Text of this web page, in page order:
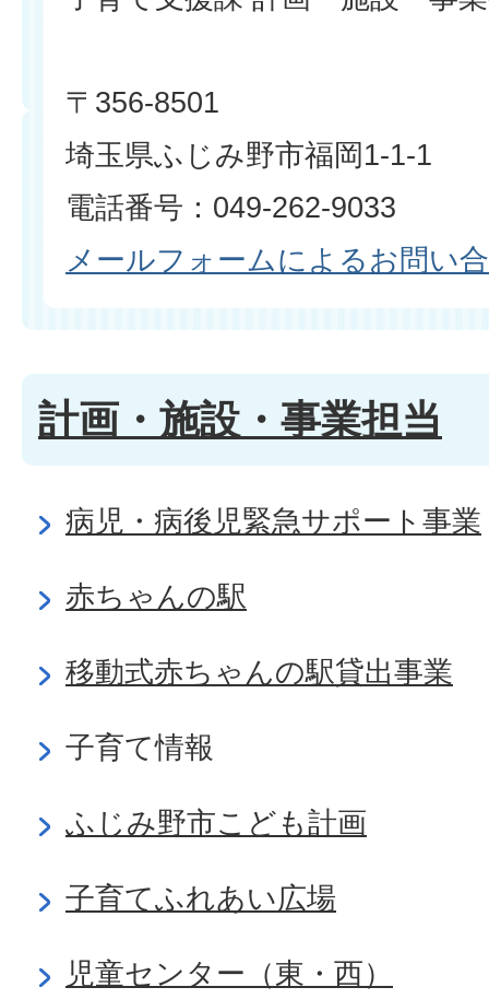
〒356-8501
埼玉県ふじみ野市福岡1-1-1
電話番号：049-262-9033
メールフォームによるお問い
計画・施設・事業担当
病児・病後児緊急サポート事業
赤ちゃんの駅
移動式赤ちゃんの駅貸出事業
子育て情報
ふじみ野市こども計画
子育てふれあい広場
児童センター（東・西）